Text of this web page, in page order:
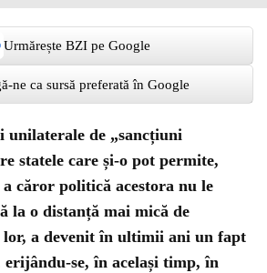
Urmărește BZI pe Google
ne ca sursă preferată în Google
unilaterale de „sancțiuni
statele care și-o pot permite,
căror politică acestora nu le
la o distanță mai mică de
a devenit în ultimii ani un fapt
erijându-se, în același timp, în